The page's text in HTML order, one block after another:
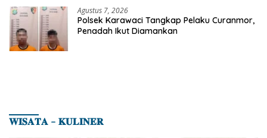
Agustus 7, 2026
Polsek Karawaci Tangkap Pelaku Curanmor,
Penadah Ikut Diamankan
𝐖𝐈𝐒𝐀𝐓𝐀 – 𝐊𝐔𝐋𝐈𝐍𝐄𝐑